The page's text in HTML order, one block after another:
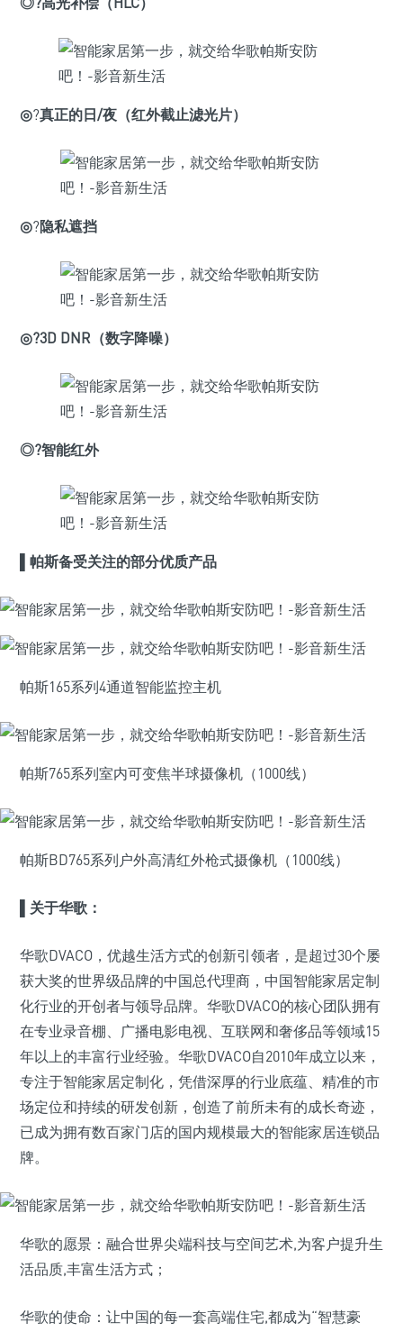
◎?真正的日/夜（红外截止滤光片）
◎?隐私遮挡
◎?3D DNR（数字降噪）
◎?智能红外
帕斯备受关注的部分优质产品
帕斯165系列4通道智能监控主机
帕斯765系列室内可变焦半球摄像机（1000线）
帕斯BD765系列户外高清红外枪式摄像机（1000线）
▌关于华歌：
华歌DVACO，优越生活方式的创新引领者，是超过30个屡
获大奖的世界级品牌的中国总代理商，中国智能家居定制
化行业的开创者与领导品牌。华歌DVACO的核心团队拥有
在专业录音棚、广播电影电视、互联网和奢侈品等领域15
年以上的丰富行业经验。华歌DVACO自2010年成立以来，
专注于智能家居定制化，凭借深厚的行业底蕴、精准的市
场定位和持续的研发创新，创造了前所未有的成长奇迹，
已成为拥有数百家门店的国内规模最大的智能家居连锁品
牌。
华歌的愿景：融合世界尖端科技与空间艺术,为客户提升生
活品质,丰富生活方式；
华歌的使命：让中国的每一套高端住宅,都成为“智慧豪